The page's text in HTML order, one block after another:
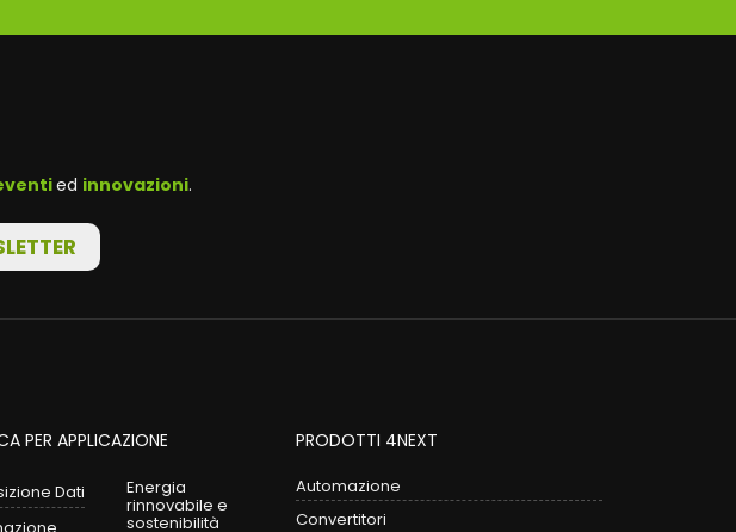
ed innovazioni.
PER APPLICAZIONE
Dati
Energia
rinnovabile e
sostenibilità
PRODOTTI 4NEXT
Automazione
Convertitori